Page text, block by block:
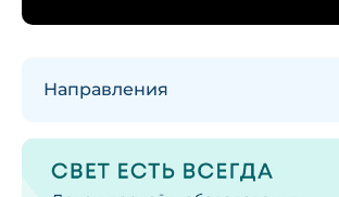
Направления